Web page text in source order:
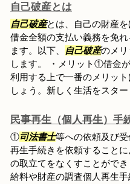
自己破産とは
自己破産とは、自己の財産を
借金全額の支払い義務を免
ます。以下、
自己破産のメ
します。 ・メリット①借金
利用する上で一番のメリッ
しょう。新しく生活をスタ
民事再生（個人再生）手
①司法書士等への依頼及び
再生手続きを依頼すること
の取立てをなくすことがで
給料や財産の調査個人再生